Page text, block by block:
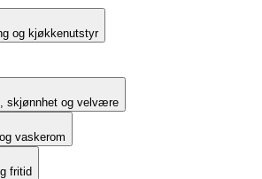
og kjøkkenutstyr
skjønnhet og velvære
vaskerom
fritid